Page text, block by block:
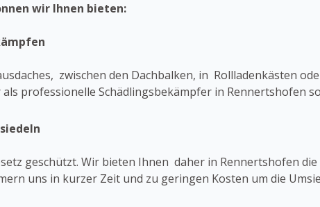
wir Ihnen bieten:
zwischen den Dachbalken, in Rollladenkästen
als professionelle Schädlingsbekämpfer in
geschützt. Wir bieten Ihnen daher in Rennertshofen
uns in kurzer Zeit und zu geringen Kosten um die